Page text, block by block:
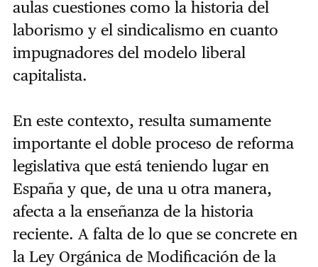
aulas cuestiones como la historia del
laborismo y el sindicalismo en cuanto
impugnadores del modelo liberal
capitalista.
En este contexto, resulta sumamente
importante el doble proceso de reforma
legislativa que está teniendo lugar en
España y que, de una u otra manera,
afecta a la enseñanza de la historia
reciente. A falta de lo que se concrete en
la Ley Orgánica de Modificación de la